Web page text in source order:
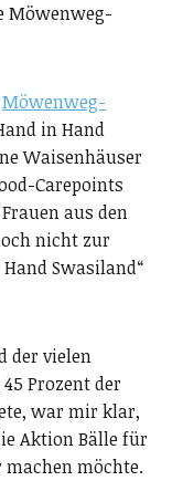
Möwenweg-
Möwenweg-
in Hand
Waisenhäuser
Carepoints
aus den
nicht zur
Swasiland“
der vielen
Prozent der
war mir klar,
Aktion Bälle für
möchte.